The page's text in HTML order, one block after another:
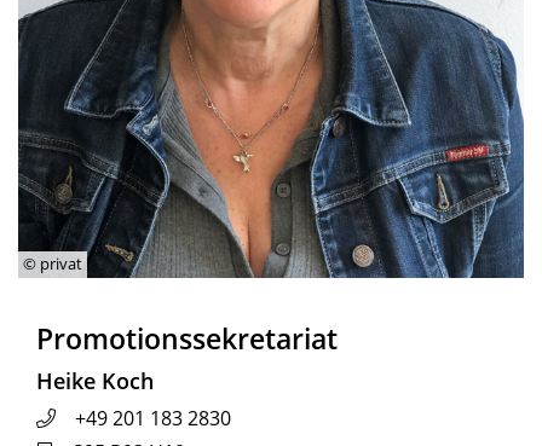
© privat
Promotionssekretariat
Heike Koch
+49 201 183 2830